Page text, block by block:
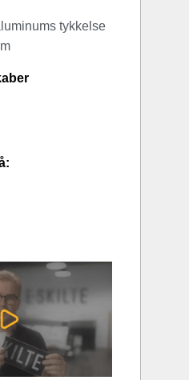
tykkelse